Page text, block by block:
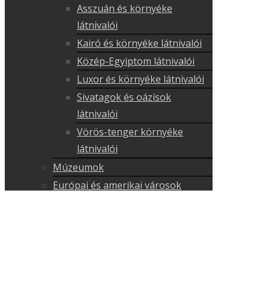
Asszuán és környéke
látnivalói
Kairó és környéke látnivalói
Közép-Egyiptom látnivalói
Luxor és környéke látnivalói
Sivatagok és oázisok
látnivalói
Vörös-tenger környéke
látnivalói
Múzeumok
Európai és amerikai városok